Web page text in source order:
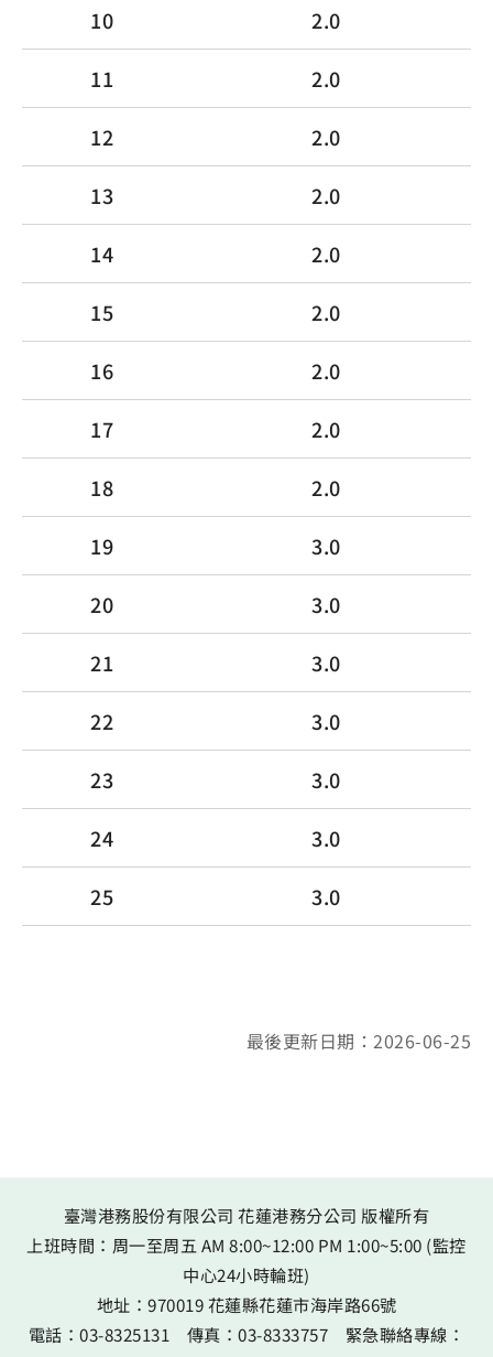
10 2.0
11 2.0
12 2.0
13 2.0
14 2.0
15 2.0
16 2.0
17 2.0
18 2.0
19 3.0
20 3.0
21 3.0
22 3.0
23 3.0
24 3.0
25 3.0
最後更新日期：2026-06-25
臺灣港務股份有限公司 花蓮港務分公司 版權所有
上班時間：周一至周五 AM 8:00~12:00 PM 1:00~5:00 (監控
中心24小時輪班)
地址： 970019 花蓮縣花蓮市海岸路66號
電話：03-8325131 傳真：03-8333757 緊急聯絡專線：